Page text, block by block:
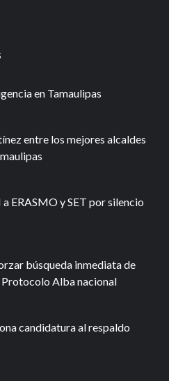
en Tamaulipas
entre los mejores alcaldes
ERASMO y SET por silencio
búsqueda inmediata de
Protocolo Alba nacional
candidatura al respaldo